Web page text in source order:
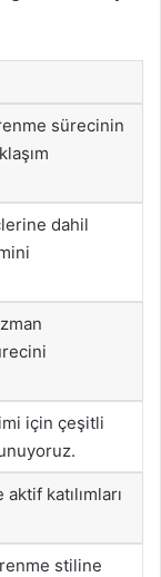
sürecinin
dahil
için çeşitli
katılımları
stiline